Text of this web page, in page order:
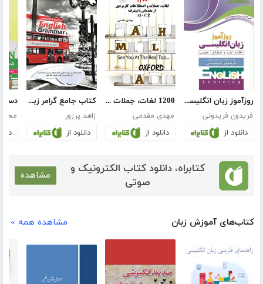
روزآموز زبان انگلیسی (مکالمه، لغت و اصطلاح - عمومی)
فریدون فریدونی
دانلود از
1200 لغات، جملات و اصطلاحات کاربردی از مقدماتی تا پیشرفته
مهدی مقدمی
دانلود از
کتاب جامع گرامر زبان انگلیسی
زاهد پرزور
دانلود از
کتابراه، دانلود کتاب الکترونیک و
صوتی
مشاهده
کتاب‌های آموزش زبان مشاهده همه »